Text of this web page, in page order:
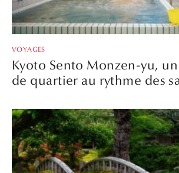
VOYAGES
Kyoto Sento Monzen-yu,
de quartier au rythme des